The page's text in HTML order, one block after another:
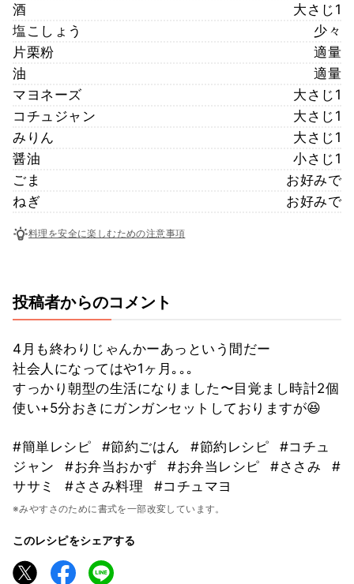
酒
大さじ1
塩こしょう
少々
片栗粉
適量
油
適量
マヨネーズ
大さじ1
コチュジャン
大さじ1
みりん
大さじ1
醤油
小さじ1
ごま
お好みで
ねぎ
お好みで
料理を安全に楽しむための注意事項
投稿者からのコメント
4月も終わりじゃんかーあっという間だー
社会人になってはや1ヶ月｡｡｡
すっかり朝型の生活になりました〜目覚まし時計2個
使い+5分おきにガンガンセットしておりますが😆
#簡単レシピ #節約ごはん #節約レシピ
#コチュ
ジャン
#お弁当おかず #お弁当レシピ #ささみ
#
ササミ
#ささみ料理 #コチュマヨ
※みやすさのために書式を一部改変しています。
このレシピをシェアする